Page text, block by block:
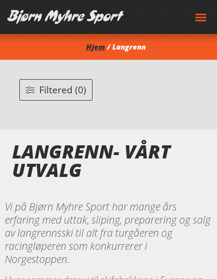
Hjem/ Langrenn
Filtered (0)
LANGRENN- VÅRT
UTVALG
Vi på Bjørn Myhre Sport har mange års
erfaring med uttak, sliping, preparering og salg
av langrennsski til alt fra turgåeren og
racingløperen som konkurrerer i
Norgestoppen.